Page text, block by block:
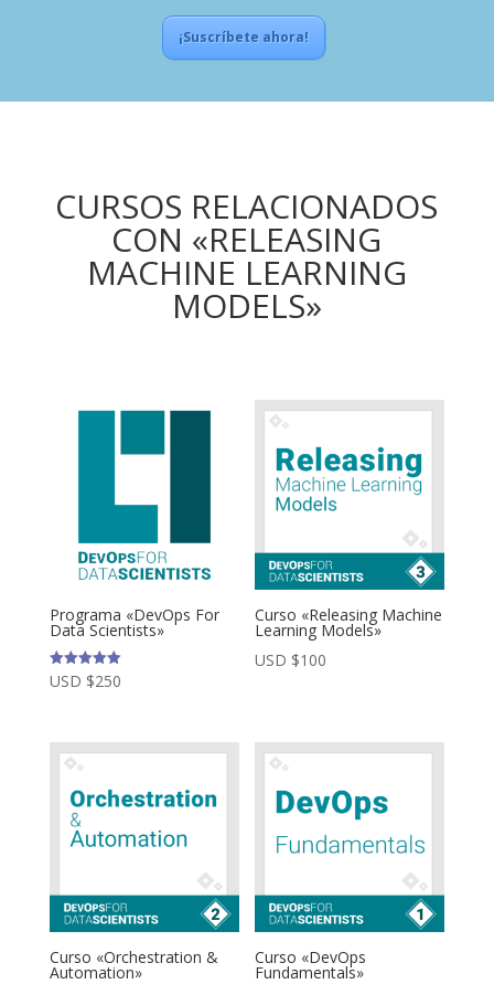
¡Suscríbete ahora!
CURSOS RELACIONADOS
CON «RELEASING
MACHINE LEARNING
MODELS»
Programa «DevOps For
Data Scientists»
Valorado
con
USD $250
Curso «Releasing Machine
Learning Models»
USD $100
Curso «Orchestration &
Automation»
Curso «DevOps
Fundamentals»